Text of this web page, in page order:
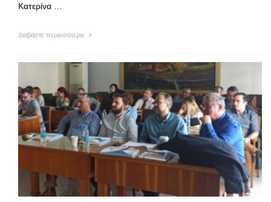
Κατερίνα …
Διαβάστε περισσότερα